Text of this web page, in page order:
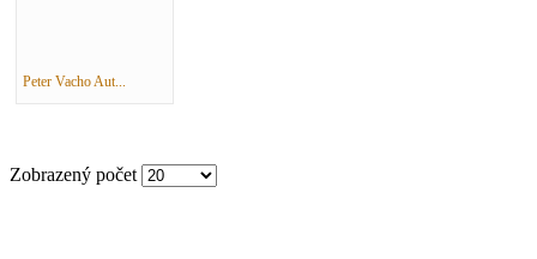
Peter Vacho Aut...
Zobrazený počet